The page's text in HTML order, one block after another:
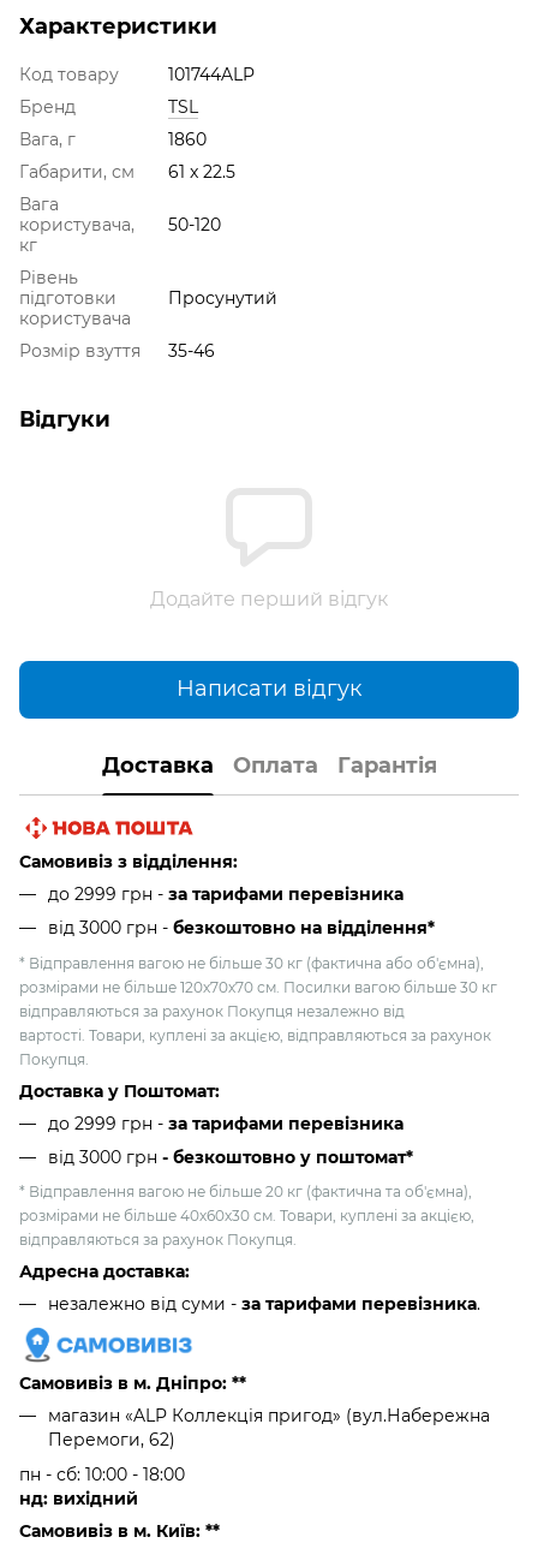
Характеристики
Код товару
101744ALP
Бренд
TSL
Вага, г
1860
Габарити, см
61 x 22.5
Вага
користувача,
кг
50-120
Рівень
підготовки
користувача
Просунутий
Розмір взуття 35-46
Відгуки
Додайте перший відгук
Написати відгук
Доставка Оплата Гарантія
Самовивіз з відділення:
до 2999 грн - за тарифами перевізника
від 3000 грн - безкоштовно на відділення*
* Відправлення вагою не більше 30 кг (фактична або об'ємна),
розмірами не більше 120х70х70 см. Посилки вагою більше 30 кг
відправляються за рахунок Покупця незалежно від
вартості. Товари, куплені за акцією, відправляються за рахунок
Покупця.
Доставка у Поштомат:
до 2999 грн - за тарифами перевізника
від 3000 грн - безкоштовно у поштомат*
* Відправлення вагою не більше 20 кг (фактична та об'ємна),
розмірами не більше 40х60х30 см. Товари, куплені за акцією,
відправляються за рахунок Покупця.
Адресна доставка:
незалежно від суми - за тарифами перевізника.
Самовивіз в м. Дніпро: **
магазин «ALP Коллекція пригод» (вул.Набережна
Перемоги, 62)
пн - сб: 10:00 - 18:00
нд: вихідний
Самовивіз в м. Київ: **